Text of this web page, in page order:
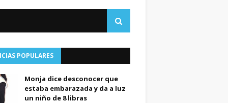
POPULARES
Monja dice desconocer que
estaba embarazada y da a luz
un niño de 8 libras